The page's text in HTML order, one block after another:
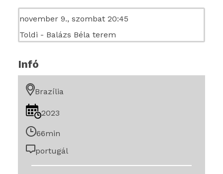
november 9., szombat 20:45
Toldi - Balázs Béla terem
Infó
Brazília
2023
66min
portugál